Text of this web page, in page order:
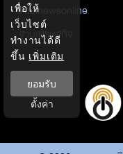
Thainewsonline
ฐานเศรษฐกิจ
เพื่อให้
เว็บไซต์
ทำงานได้ดี
ขึ้น เพิ่มเติม
ยอมรับ
ตั้งค่า